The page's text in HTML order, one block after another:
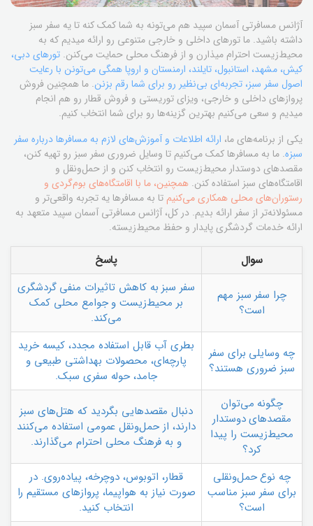
آژانس مسافرتی آسمان سپید هم می‌تونه به شما کمک کنه تا یه سفر سبز
داشته باشید. ما تورهای داخلی و خارجی متنوعی رو ارائه میدیم که به
محیط‌زیست احترام میذارن و از فرهنگ محلی حمایت می‌کنن. تورهای دبی،
کیش، مشهد، استانبول، تایلند، ارمنستان و اروپا همگی می‌تونن با رعایت
اصول سفر سبز، تجربه‌ای بی‌نظیر رو برای شما رقم بزنن. ما همچنین فروش
پروازهای داخلی و خارجی، ویزای توریستی و فروش قطار رو هم انجام
میدیم و سعی می‌کنیم بهترین گزینه‌ها رو برای شما انتخاب کنیم.
یکی از برنامه‌های ما، ارائه اطلاعات و آموزش‌های لازم به مسافرها درباره سفر
سبزه. ما به مسافرها کمک می‌کنیم تا وسایل ضروری سفر سبز رو تهیه کنن،
مقصدهای دوستدار محیط‌زیست رو انتخاب کنن و از حمل‌ونقل و
اقامتگاه‌های سبز استفاده کنن. همچنین، ما با اقامتگاه‌های بوم‌گردی و
رستوران‌های محلی همکاری می‌کنیم تا به مسافرها یه تجربه واقعی‌تر و
مسئولانه‌تر از سفر ارائه بدیم. در کل، آژانس مسافرتی آسمان سپید متعهد به
ارائه خدمات گردشگری پایدار و حفظ محیط‌زیسته.
سوال پاسخ
چرا سفر سبز مهم
است؟
سفر سبز به کاهش تاثیرات منفی گردشگری
بر محیط‌زیست و جوامع محلی کمک
می‌کند.
چه وسایلی برای سفر
سبز ضروری هستند؟
بطری آب قابل استفاده مجدد، کیسه خرید
پارچه‌ای، محصولات بهداشتی طبیعی و
جامد، حوله سفری سبک.
چگونه می‌توان
مقصدهای دوستدار
محیط‌زیست را پیدا
کرد؟
دنبال مقصدهایی بگردید که هتل‌های سبز
دارند، از حمل‌ونقل عمومی استفاده می‌کنند
و به فرهنگ محلی احترام می‌گذارند.
چه نوع حمل‌ونقلی
برای سفر سبز مناسب
است؟
قطار، اتوبوس، دوچرخه، پیاده‌روی. در
صورت نیاز به هواپیما، پروازهای مستقیم را
انتخاب کنید.